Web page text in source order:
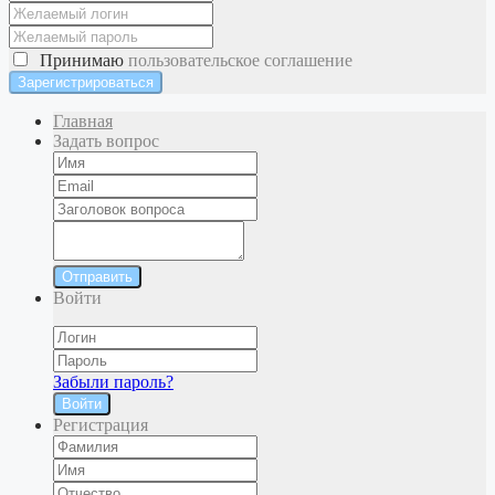
Принимаю пользовательское соглашение
Главная
Задать вопрос
Отправить
Войти
Забыли пароль?
Войти
Регистрация